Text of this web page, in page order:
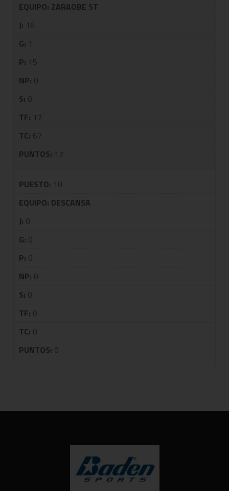
EQUIPO: ZARAOBE ST
J: 16
G: 1
P: 15
NP: 0
S: 0
TF: 17
TC: 67
PUNTOS: 17
PUESTO: 10
EQUIPO: DESCANSA
J: 0
G: 0
P: 0
NP: 0
S: 0
TF: 0
TC: 0
PUNTOS: 0